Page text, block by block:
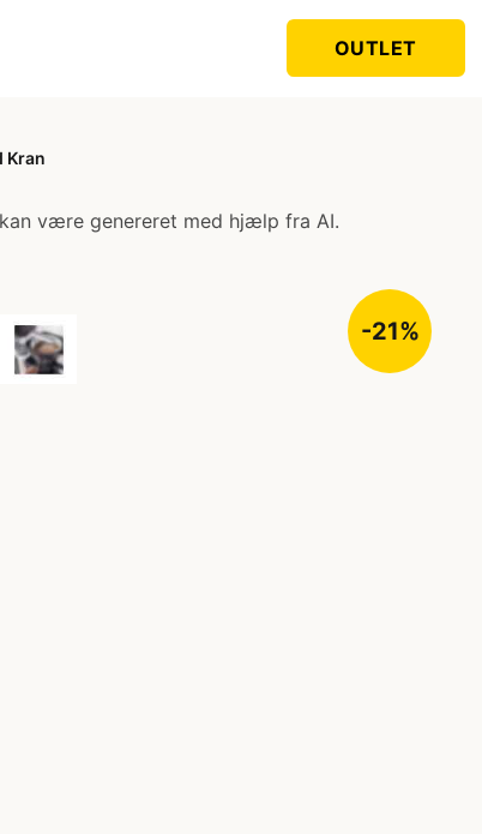
OUTLET
Kran
være genereret med hjælp fra AI.
-21%